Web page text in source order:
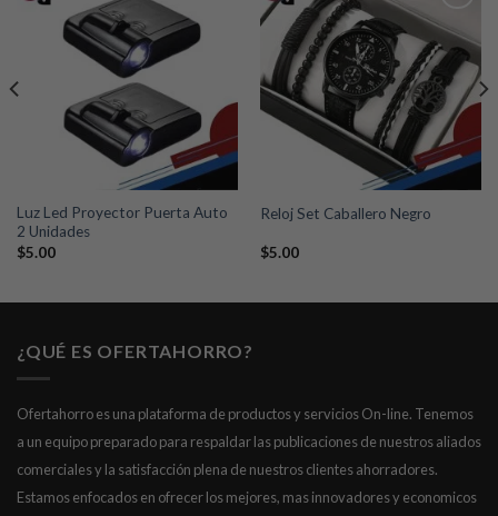
Añadir
a la
lista de
Luz Led Proyector Puerta Auto
2 Unidades
$5.00
Añadir
a la
lista de
deseos
Reloj Set Caballero Negro
$5.00
¿QUÉ ES OFERTAHORRO?
Ofertahorro es una plataforma de productos y servicios On-line. Tenemos
a un equipo preparado para respaldar las publicaciones de nuestros aliados
comerciales y la satisfacción plena de nuestros clientes ahorradores.
Estamos enfocados en ofrecer los mejores, mas innovadores y economicos